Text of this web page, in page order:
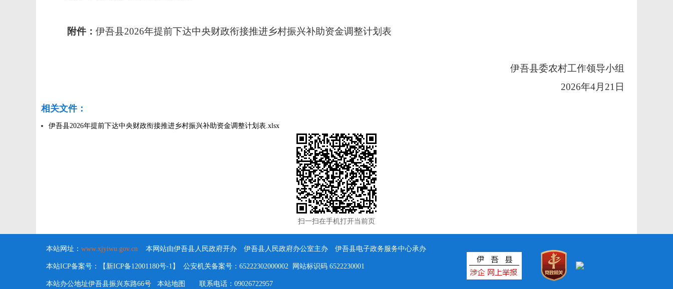
附件：伊吾县2026年提前下达中央财政衔接推进乡村振兴补助资金调整计划表
伊吾县委农村工作领导小组
2026年4月21日
相关文件：
伊吾县2026年提前下达中央财政衔接推进乡村振兴补助资金调整计划表.xlsx
扫一扫在手机打开当前页
本站网址： www.xjyiwu.gov.cn 本网站由伊吾县人民政府开办 伊吾县人民政府办公室主办 伊吾县电子政务服务中心承办
本站ICP备案号：【新ICP备12001180号-1】 公安机关备案号：65222302000002 网站标识码 6522230001
本站办公地址伊吾县振兴东路66号 本站地图 联系电话：09026722957